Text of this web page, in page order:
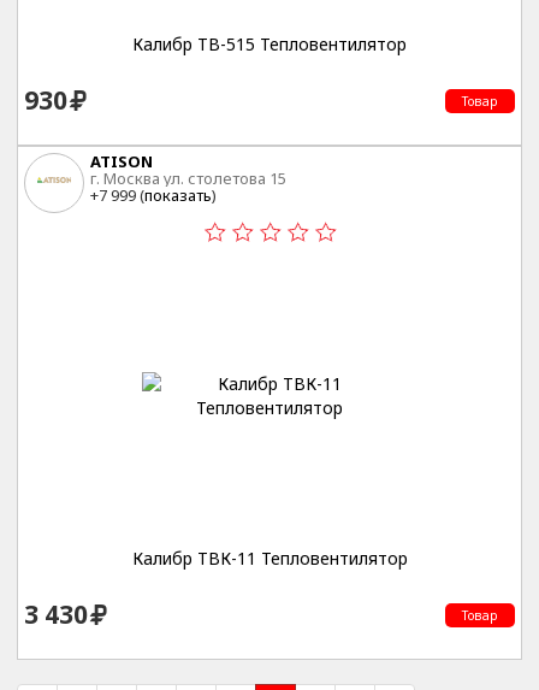
Калибр ТВ-515 Тепловентилятор
930 Товар
ATISON
г. Москва ул. столетова 15
+7 999 (показать)
Калибр ТВК-11 Тепловентилятор
3 430 Товар